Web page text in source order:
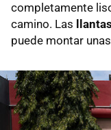
completamente
camino. Las
puede montar